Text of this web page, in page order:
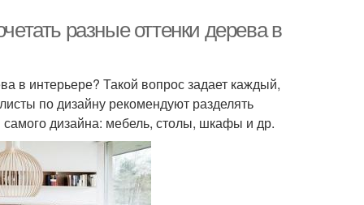
разные оттенки дерева в
в интерьере? Такой вопрос задает каждый,
по дизайну рекомендуют разделять
дизайна: мебель, столы, шкафы и др.